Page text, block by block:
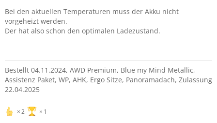
Bei den aktuellen Temperaturen muss der Akku nicht
vorgeheizt werden.
Der hat also schon den optimalen Ladezustand.
Bestellt 04.11.2024, AWD Premium, Blue my Mind Metallic,
Assistenz Paket, WP, AHK, Ergo Sitze, Panoramadach, Zulassung
22.04.2025
2 1